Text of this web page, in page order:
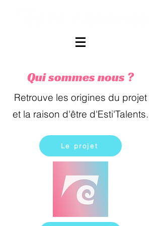
Qui sommes nous ?
Retrouve les origines du projet
et la raison d'être d'Esti'Talents.
Le projet